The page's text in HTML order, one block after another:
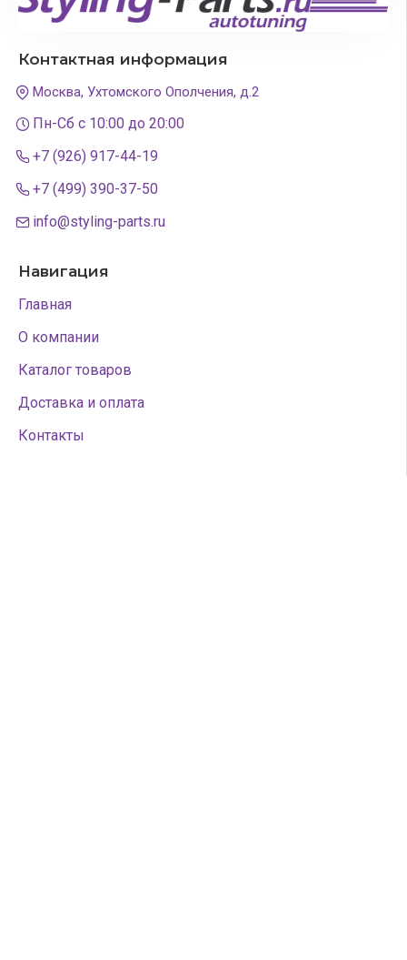
Контактная информация
Москва, Ухтомского Ополчения, д.2
Пн-Сб с 10:00 до 20:00
+7 (926) 917-44-19
+7 (499) 390-37-50
info@styling-parts.ru
Навигация
Главная
О компании
Каталог товаров
Доставка и оплата
Контакты